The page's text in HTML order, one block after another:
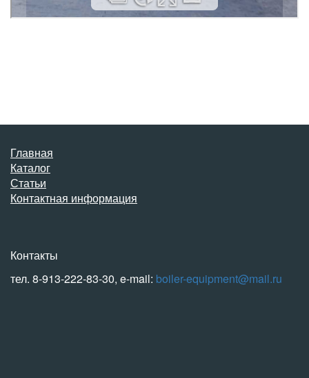
Главная
Каталог
Статьи
Контактная информация
Контакты
тел. 8-913-222-83-30, e-mail: boiler-equipment@mail.ru